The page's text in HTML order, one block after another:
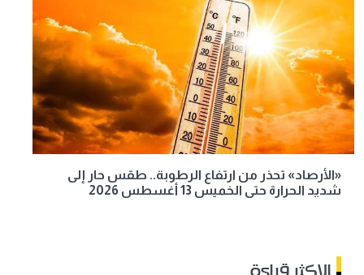
«الأرصاد» تحذر من ارتفاع الرطوبة.. طقس حار إلى
شديد الحرارة حتى الخميس 13 أغسطس 2026